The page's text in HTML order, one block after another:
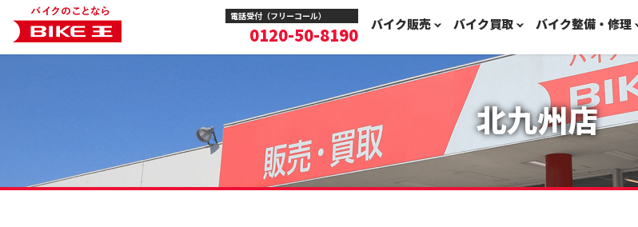
電話受付（フリーコール）
0120-50-8190 バイク販売 バイク買取 バイク整備・修理
北九州店